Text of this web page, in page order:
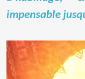
impensable